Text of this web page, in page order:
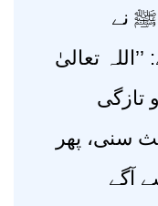
ﷺ نے
تعالیٰ
تازگی
سنی، پھر
آگے